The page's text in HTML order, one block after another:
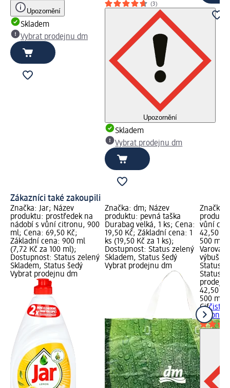
Upozornění
Skladem
Vybrat prodejnu dm
(3)
Upozornění
Skladem
Vybrat prodejnu dm
Zákazníci také zakoupili
Značka: Jar; Název
produktu: prostředek na
nádobí s vůní citronu, 900
ml; Cena: 69,50 Kč;
Základní cena: 900 ml
(7,72 Kč za 100 ml);
Dostupnost: Status zelený
Skladem, Status šedý
Vybrat prodejnu dm
Značka: dm; Název
produktu: pevná taška
Durabag velká, 1 ks; Cena:
19,50 Kč; Základní cena: 1
ks (19,50 Kč za 1 ks);
Dostupnost: Status zelený
Skladem, Status šedý
Vybrat prodejnu dm
Značka:
vůní
42,50
500 ml
Status
Status
42,50 Kč
500 ml
Cifčisticí
citronu,